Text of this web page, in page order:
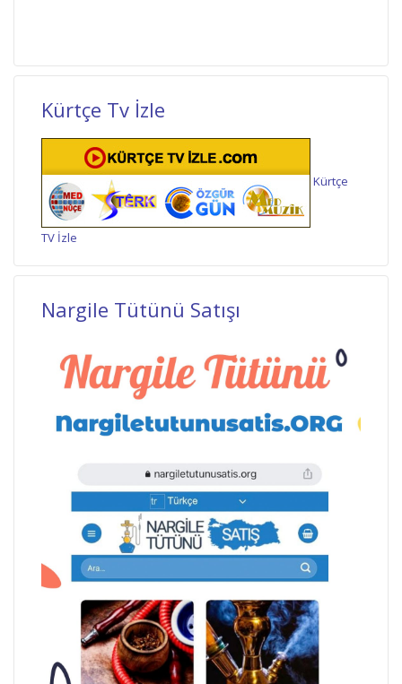
Kürtçe Tv İzle
Kürtçe
TV İzle
Nargile Tütünü Satışı